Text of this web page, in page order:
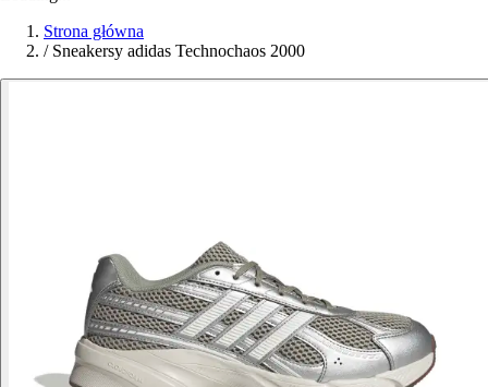
Strona główna
/ Sneakersy adidas Technochaos 2000